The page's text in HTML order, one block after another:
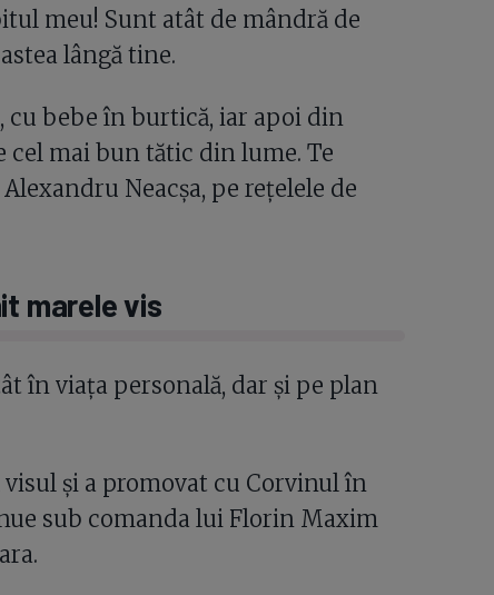
meu! Sunt atât de mândră de
lângă tine.
cu bebe în burtică, iar apoi din
cel mai bun tătic din lume. Te
Neacşa, pe rețelele de
marele vis
în viața personală, dar și pe plan
și a promovat cu Corvinul în
sub comanda lui Florin Maxim